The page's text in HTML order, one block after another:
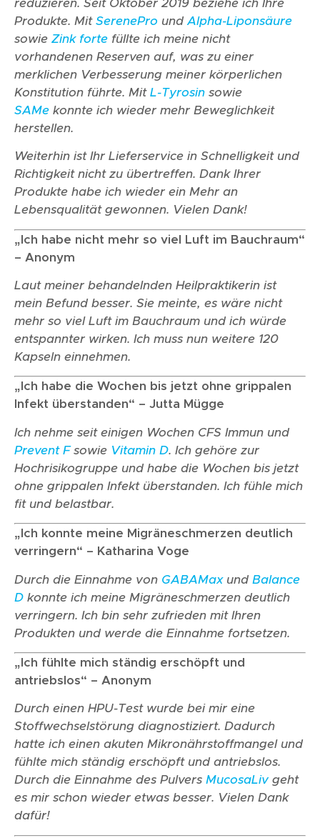
reduzieren. Seit Oktober 2019 beziehe ich Ihre
Produkte. Mit SerenePro und Alpha-Liponsäure
sowie Zink forte füllte ich meine nicht
vorhandenen Reserven auf, was zu einer
merklichen Verbesserung meiner körperlichen
Konstitution führte. Mit L-Tyrosin sowie
SAMe konnte ich wieder mehr Beweglichkeit
herstellen.
Weiterhin ist Ihr Lieferservice in Schnelligkeit und
Richtigkeit nicht zu übertreffen. Dank Ihrer
Produkte habe ich wieder ein Mehr an
Lebensqualität gewonnen. Vielen Dank!
„Ich habe nicht mehr so viel Luft im Bauchraum“
– Anonym
Laut meiner behandelnden Heilpraktikerin ist
mein Befund besser. Sie meinte, es wäre nicht
mehr so viel Luft im Bauchraum und ich würde
entspannter wirken. Ich muss nun weitere 120
Kapseln einnehmen.
„Ich habe die Wochen bis jetzt ohne grippalen
Infekt überstanden“ – Jutta Mügge
Ich nehme seit einigen Wochen CFS Immun und
Prevent Fsowie Vitamin D. Ich gehöre zur
Hochrisikogruppe und habe die Wochen bis jetzt
ohne grippalen Infekt überstanden. Ich fühle mich
fit und belastbar.
„Ich konnte meine Migräneschmerzen deutlich
verringern“ – Katharina Voge
Durch die Einnahme von GABAMaxund Balance
D konnte ich meine Migräneschmerzen deutlich
verringern. Ich bin sehr zufrieden mit Ihren
Produkten und werde die Einnahme fortsetzen.
„Ich fühlte mich ständig erschöpft und
antriebslos“ – Anonym
Durch einen HPU-Test wurde bei mir eine
Stoffwechselstörung diagnostiziert. Dadurch
hatte ich einen akuten Mikronährstoffmangel und
fühlte mich ständig erschöpft und antriebslos.
Durch die Einnahme des Pulvers MucosaLivgeht
es mir schon wieder etwas besser. Vielen Dank
dafür!